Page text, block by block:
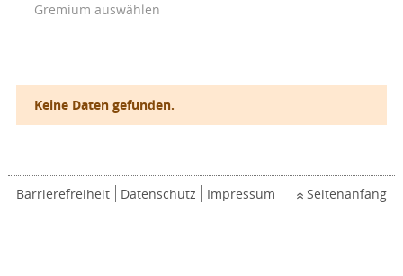
Gremium auswählen
Keine Daten gefunden.
Barrierefreiheit Datenschutz Impressum Seitenanfang